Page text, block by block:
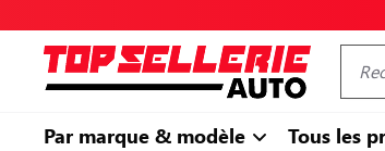
Par marque & modèle Tous les